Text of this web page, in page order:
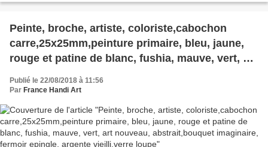
Peinte, broche, artiste, coloriste,cabochon
carre,25x25mm,peinture primaire, bleu, jaune,
rouge et patine de blanc, fushia, mauve, vert, art
nouveau, abstrait,bouquet imaginaire, fermoir
epingle, argente vieilli,verre loupe
Publié le 22/08/2018 à 11:56
Par France Handi Art